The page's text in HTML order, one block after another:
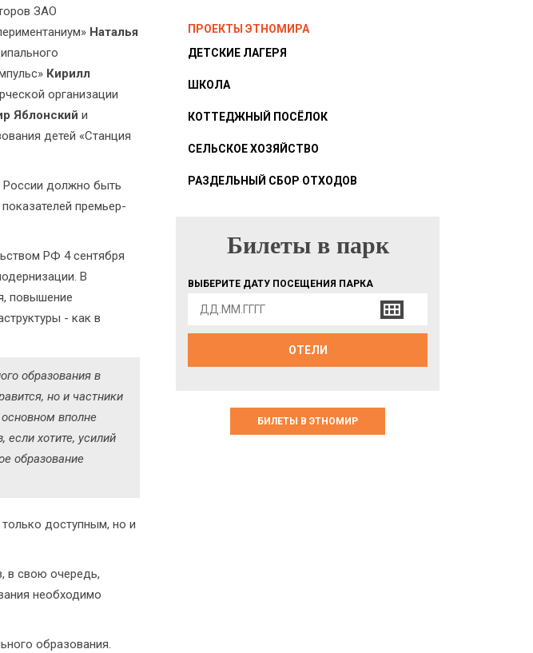
ЗАО
Наталья
Кирилл
организации
Яблонский и
детей «Станция
России должно быть
премьер-
РФ 4 сентября
В
повышение
- как в
образования в
но и частники
вполне
хотите, усилий
образование
доступным, но и
в свою очередь,
необходимо
образования.
ПРОЕКТЫ ЭТНОМИРА
ДЕТСКИЕ ЛАГЕРЯ
ШКОЛА
КОТТЕДЖНЫЙ ПОСЁЛОК
СЕЛЬСКОЕ ХОЗЯЙСТВО
РАЗДЕЛЬНЫЙ СБОР ОТХОДОВ
БИЛЕТЫ В ПАРК
Билеты в парк
ВЫБЕРИТЕ ДАТУ ПОСЕЩЕНИЯ ПАРКА
ОТЕЛИ
БИЛЕТЫ В ЭТНОМИР